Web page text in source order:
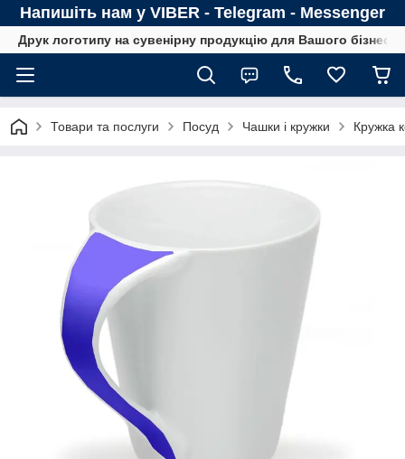
Напишіть нам у VIBER - Telegram - Messenger
Друк логотипу на сувенірну продукцію для Вашого бізнесу
Товари та послуги Посуд Чашки і кружки Кружка